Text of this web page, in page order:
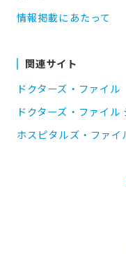
情報掲載にあたって
関連サイト
ドクターズ・ファイル
ドクターズ・ファイル
ホスピタルズ・ファイ